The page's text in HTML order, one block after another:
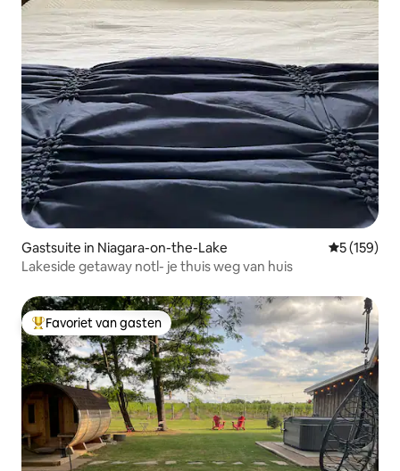
Gastsuite in Niagara-on-the-Lake
5 (159)
Lakeside getaway notl- je thuis weg van huis
Topfavoriet van gasten
Favoriet van gasten